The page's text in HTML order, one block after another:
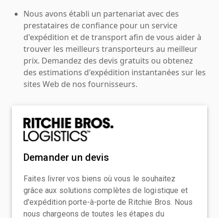
Nous avons établi un partenariat avec des
prestataires de confiance pour un service
d'expédition et de transport afin de vous aider à
trouver les meilleurs transporteurs au meilleur
prix. Demandez des devis gratuits ou obtenez
des estimations d'expédition instantanées sur les
sites Web de nos fournisseurs.
Demander un devis
Faites livrer vos biens où vous le souhaitez
grâce aux solutions complètes de logistique et
d'expédition porte-à-porte de Ritchie Bros. Nous
nous chargeons de toutes les étapes du